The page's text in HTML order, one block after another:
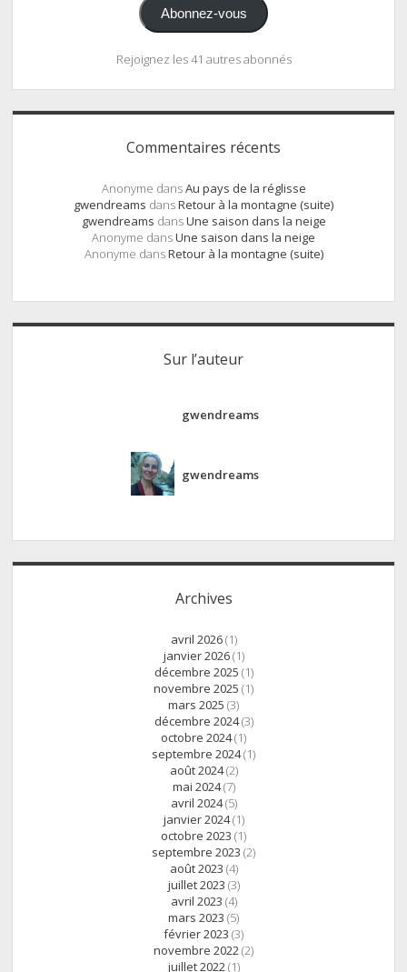
Abonnez-vous
Rejoignez les 41 autres abonnés
Commentaires récents
Anonyme dansAu pays de la réglisse
gwendreams dansRetour à la montagne (suite)
gwendreams dansUne saison dans la neige
Anonyme dansUne saison dans la neige
Anonyme dansRetour à la montagne (suite)
Sur l’auteur
gwendreams
gwendreams
Archives
avril 2026(1)
janvier 2026(1)
décembre 2025 (1)
novembre 2025 (1)
mars 2025 (3)
décembre 2024(3)
octobre 2024(1)
septembre 2024(1)
août 2024(2)
mai 2024(7)
avril 2024(5)
janvier 2024(1)
octobre 2023 (1)
septembre 2023 (2)
août 2023 (4)
juillet 2023 (3)
avril 2023 (4)
mars 2023 (5)
février 2023 (3)
novembre 2022(2)
juillet 2022(1)